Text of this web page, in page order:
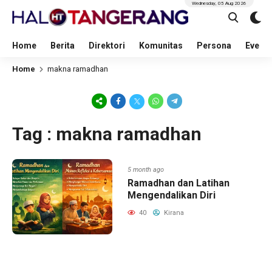
Home Berita Direktori Komunitas Persona Event
Wednesday, 05 Aug 2026
Home makna ramadhan
Tag : makna ramadhan
5 month ago
Ramadhan dan Latihan
Mengendalikan Diri
40 Kirana